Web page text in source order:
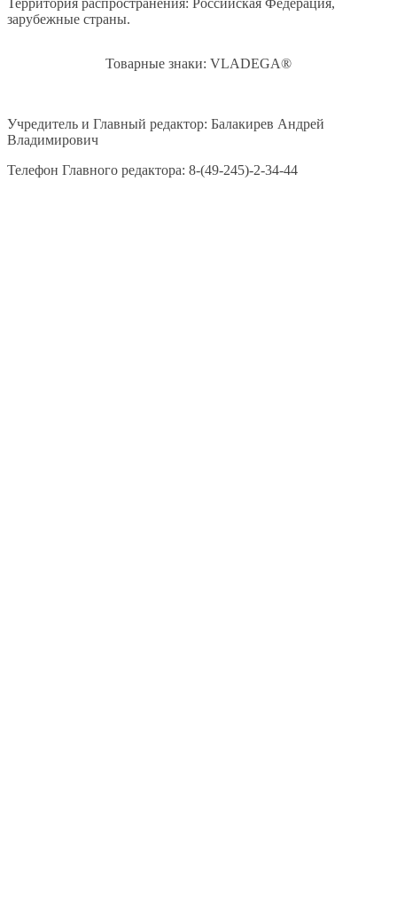
Территория распространения: Российская Федерация,
зарубежные страны.
Товарные знаки: VLADEGA®
Учредитель и Главный редактор: Балакирев Андрей
Владимирович
Телефон Главного редактора: 8-(49-245)-2-34-44